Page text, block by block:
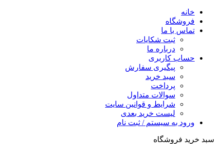
خانه
فروشگاه
تماس با ما
ثبت شکایات
درباره ما
حساب کاربری
پیگیری سفارش
سبد خرید
پرداخت
سوالات متداول
شرایط و قوانین سایت
لیست خرید بعدی
ورود به سیستم / ثبت نام
سبد خرید فروشگاه